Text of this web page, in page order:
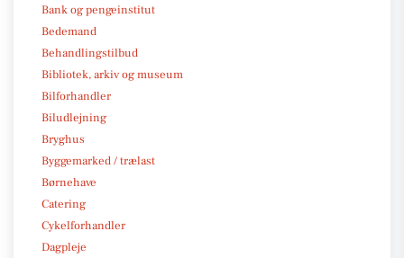
Bank og pengeinstitut
Bedemand
Behandlingstilbud
Bibliotek, arkiv og museum
Bilforhandler
Biludlejning
Bryghus
Byggemarked / trælast
Børnehave
Catering
Cykelforhandler
Dagpleje